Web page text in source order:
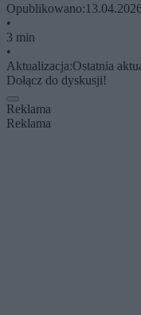
Opublikowano:
•
3 min
•
Aktualizacja:Ostatnia
Dołącz do dyskusji!
Reklama
Reklama